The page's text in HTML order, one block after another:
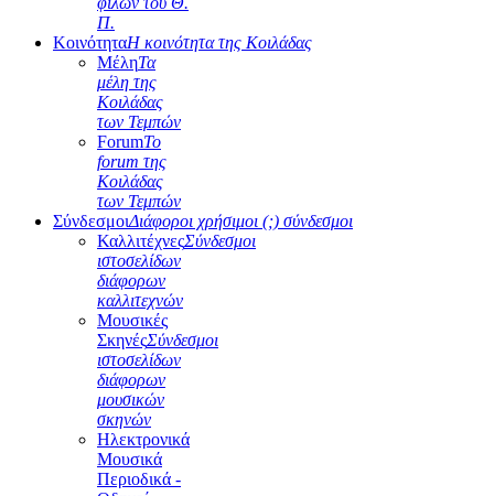
Π.
ΚοινότηταΗ κοινότητα της Κοιλάδας
ΜέληΤα
μέλη της
Κοιλάδας
των Τεμπών
ForumΤο
forum της
Κοιλάδας
των Τεμπών
ΣύνδεσμοιΔιάφοροι χρήσιμοι (;) σύνδεσμοι
ΚαλλιτέχνεςΣύνδεσμοι
ιστοσελίδων
διάφορων
καλλιτεχνών
Μουσικές
ΣκηνέςΣύνδεσμοι
ιστοσελίδων
διάφορων
μουσικών
σκηνών
Ηλεκτρονικά
Μουσικά
Περιοδικά -